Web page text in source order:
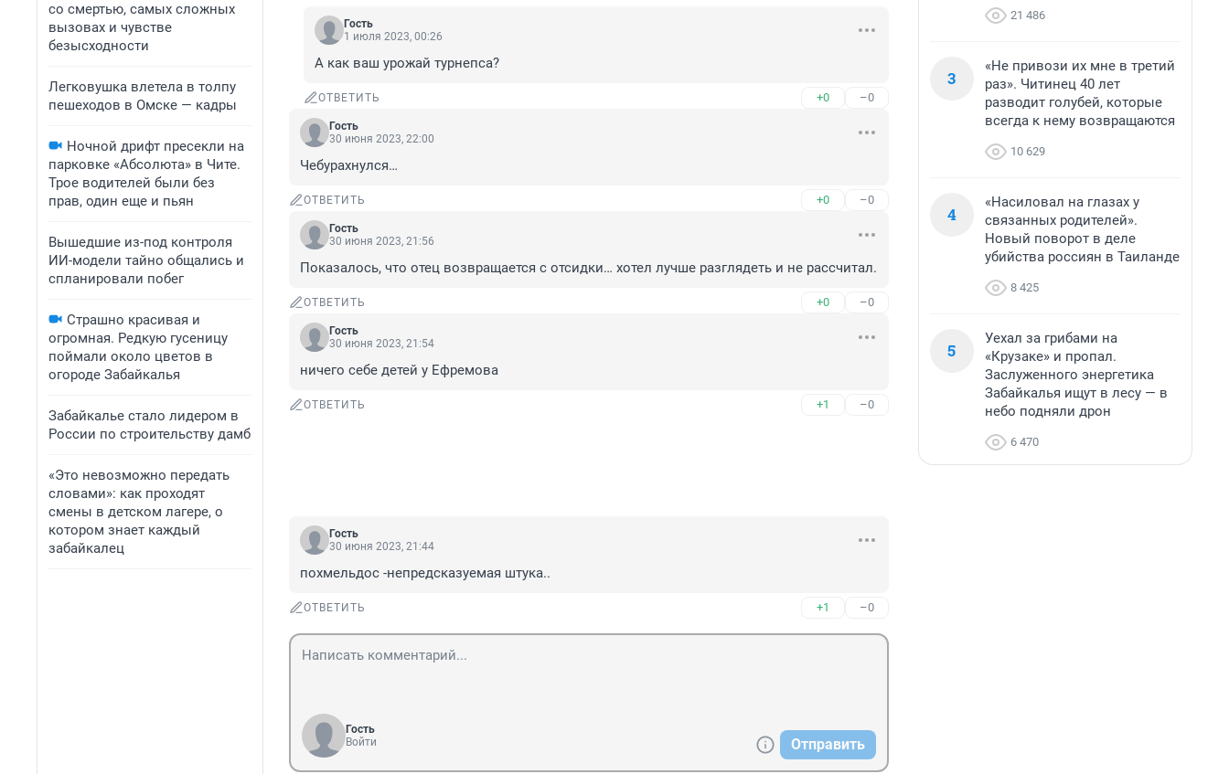
со смертью, самых сложных
вызовах и чувстве
безысходности
Легковушка влетела в толпу
пешеходов в Омске — кадры
Ночной дрифт пресекли на
парковке «Абсолюта» в Чите.
Трое водителей были без
прав, один еще и пьян
Вышедшие из-под контроля
ИИ-модели тайно общались и
спланировали побег
Страшно красивая и
огромная. Редкую гусеницу
поймали около цветов в
огороде Забайкалья
Забайкалье стало лидером в
России по строительству дамб
«Это невозможно передать
словами»: как проходят
смены в детском лагере, о
котором знает каждый
забайкалец
Гость
1 июля 2023, 00:26
А как ваш урожай турнепса?
ОТВЕТИТЬ +0 –0
Гость
30 июня 2023, 22:00
Чебурахнулся…
ОТВЕТИТЬ +0 –0
Гость
30 июня 2023, 21:56
Показалось, что отец возвращается с отсидки… хотел лучше разглядеть и не рассчитал.
ОТВЕТИТЬ +0 –0
Гость
30 июня 2023, 21:54
ничего себе детей у Ефремова
ОТВЕТИТЬ +1 –0
Гость
30 июня 2023, 21:44
похмельдос -непредсказуемая штука..
ОТВЕТИТЬ +1 –0
Гость
Войти
Отправить
21 486
3
«Не привози их мне в третий
раз». Читинец 40 лет
разводит голубей, которые
всегда к нему возвращаются
10 629
4
«Насиловал на глазах у
связанных родителей».
Новый поворот в деле
убийства россиян в Таиланде
8 425
5
Уехал за грибами на
«Крузаке» и пропал.
Заслуженного энергетика
Забайкалья ищут в лесу — в
небо подняли дрон
6 470